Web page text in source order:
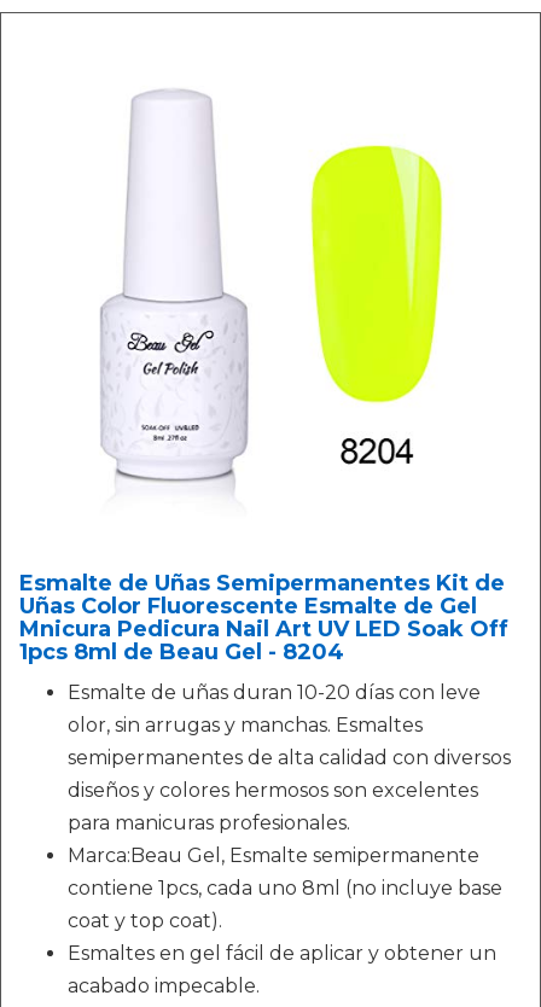
Esmalte de Uñas Semipermanentes Kit de
Uñas Color Fluorescente Esmalte de Gel
Mnicura Pedicura Nail Art UV LED Soak Off
1pcs 8ml de Beau Gel - 8204
Esmalte de uñas duran 10-20 días con leve
olor, sin arrugas y manchas. Esmaltes
semipermanentes de alta calidad con diversos
diseños y colores hermosos son excelentes
para manicuras profesionales.
Marca:Beau Gel, Esmalte semipermanente
contiene 1pcs, cada uno 8ml (no incluye base
coat y top coat).
Esmaltes en gel fácil de aplicar y obtener un
acabado impecable.